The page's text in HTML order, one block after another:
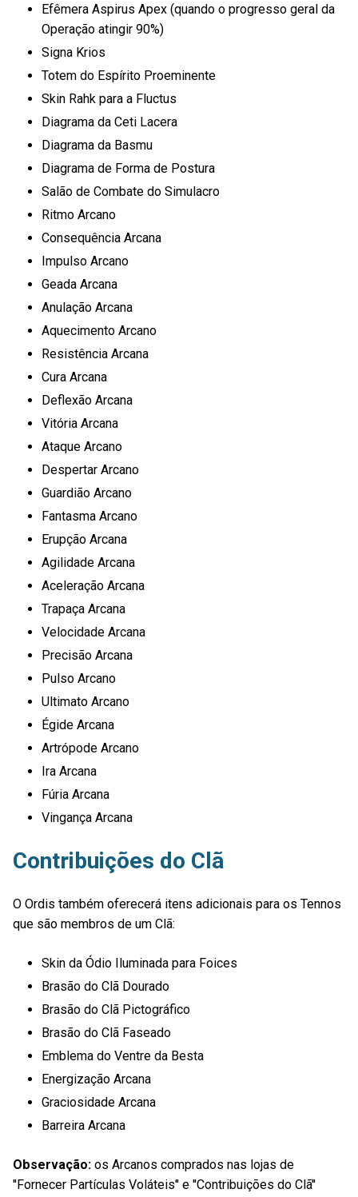
Efêmera Aspirus Apex (quando o progresso geral da
Operação atingir 90%)
Signa Krios
Totem do Espírito Proeminente
Skin Rahk para a Fluctus
Diagrama da Ceti Lacera
Diagrama da Basmu
Diagrama de Forma de Postura
Salão de Combate do Simulacro
Ritmo Arcano
Consequência Arcana
Impulso Arcano
Geada Arcana
Anulação Arcana
Aquecimento Arcano
Resistência Arcana
Cura Arcana
Deflexão Arcana
Vitória Arcana
Ataque Arcano
Despertar Arcano
Guardião Arcano
Fantasma Arcano
Erupção Arcana
Agilidade Arcana
Aceleração Arcana
Trapaça Arcana
Velocidade Arcana
Precisão Arcana
Pulso Arcano
Ultimato Arcano
Égide Arcana
Artrópode Arcano
Ira Arcana
Fúria Arcana
Vingança Arcana
Contribuições do Clã
O Ordis também oferecerá itens adicionais para os Tennos
que são membros de um Clã:
Skin da Ódio Iluminada para Foices
Brasão do Clã Dourado
Brasão do Clã Pictográfico
Brasão do Clã Faseado
Emblema do Ventre da Besta
Energização Arcana
Graciosidade Arcana
Barreira Arcana
Observação: os Arcanos comprados nas lojas de
''Fornecer Partículas Voláteis'' e ''Contribuições do Clã''